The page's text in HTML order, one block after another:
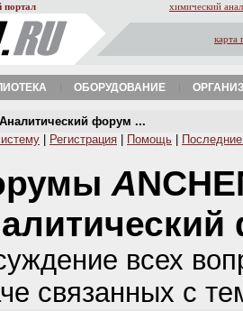
портал химический
карта
ОБОРУДОВАНИЕ
форум ...
Регистрация Помощь
A
всех
связанных с